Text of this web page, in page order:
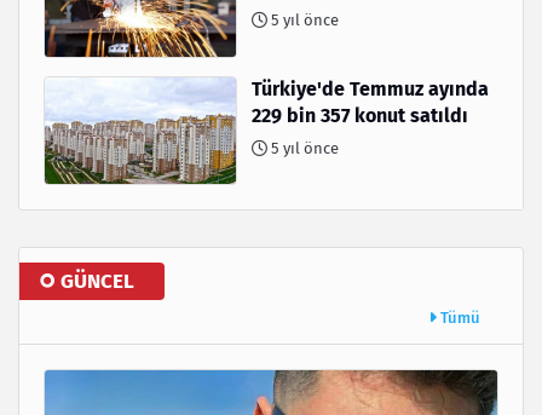
5 yıl önce
Türkiye'de Temmuz ayında
229 bin 357 konut satıldı
5 yıl önce
GÜNCEL
Tümü